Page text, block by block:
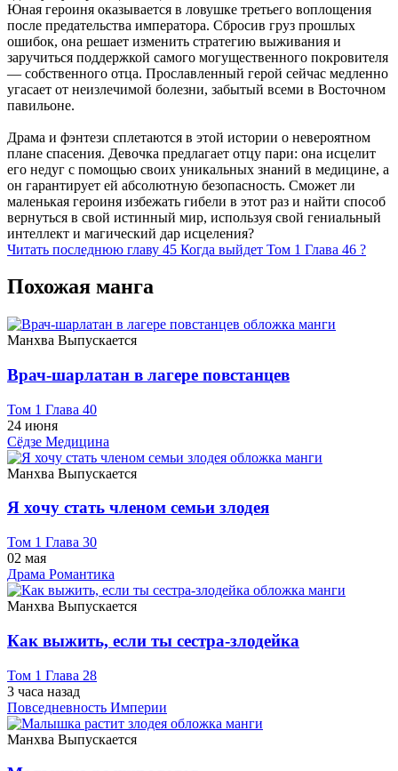
Юная героиня оказывается в ловушке третьего воплощения
после предательства императора. Сбросив груз прошлых
ошибок, она решает изменить стратегию выживания и
заручиться поддержкой самого могущественного покровителя
— собственного отца. Прославленный герой сейчас медленно
угасает от неизлечимой болезни, забытый всеми в Восточном
павильоне.
Драма и фэнтези сплетаются в этой истории о невероятном
плане спасения. Девочка предлагает отцу пари: она исцелит
его недуг с помощью своих уникальных знаний в медицине, а
он гарантирует ей абсолютную безопасность. Сможет ли
маленькая героиня избежать гибели в этот раз и найти способ
вернуться в свой истинный мир, используя свой гениальный
интеллект и магический дар исцеления?
Читать последнюю главу 45 Когда выйдет Том 1 Глава 46 ?
Похожая манга
Манхва Выпускается
Врач-шарлатан в лагере повстанцев
Том 1 Глава 40
24 июня
Сёдзе Медицина
Манхва Выпускается
Я хочу стать членом семьи злодея
Том 1 Глава 30
02 мая
Драма Романтика
Манхва Выпускается
Как выжить, если ты сестра-злодейка
Том 1 Глава 28
3 часа назад
Повседневность Империи
Манхва Выпускается